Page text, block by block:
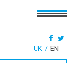
UK EN